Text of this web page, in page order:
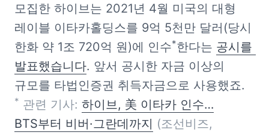
모집한 하이브는 2021년 4월 미국의 대형
레이블 이타카홀딩스를 9억 5천만 달러(당시
한화 약 1조 720억 원)에 인수*한다는 공시를
발표했습니다. 앞서 공시한 자금 이상의
* 관련 기사: 하이브, 美 이타카 인수…
BTS부터 비버·그란데까지 (조선비즈,